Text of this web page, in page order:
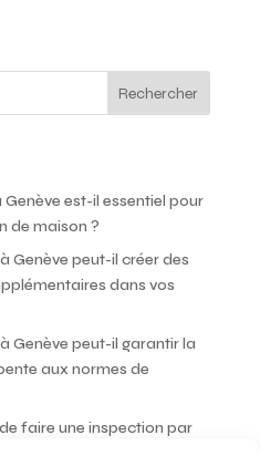
Rechercher
est-il essentiel pour
de maison ?
Genève peut-il créer des
dans vos
Genève peut-il garantir la
aux normes de
faire une inspection par